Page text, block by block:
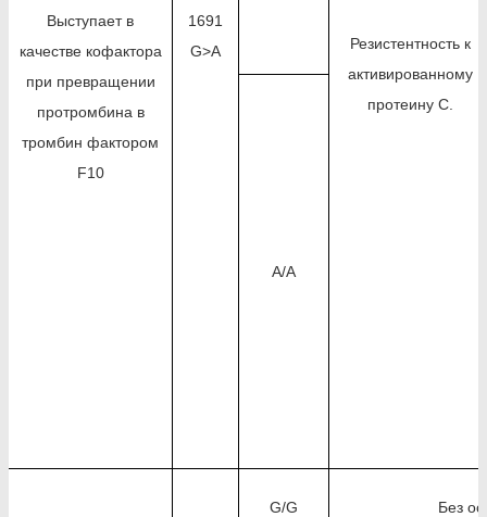
Выступает в
качестве кофактора
при превращении
протромбина в
тромбин фактором
F10
1691
G>A
Резистентность к
активированному
протеину C.
A/A
G/G Без